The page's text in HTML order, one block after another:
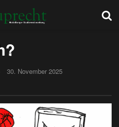
30. November 2025